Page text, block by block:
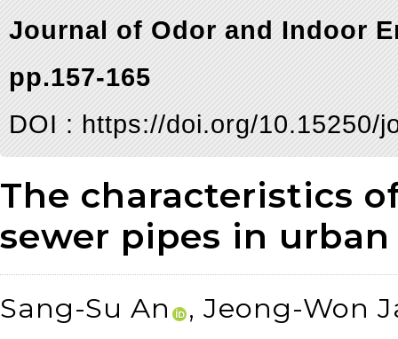
Journal of Odor and Indoor
pp.157-165
DOI : https://doi.org/10.15250/
The characteristics
sewer pipes in urban
Sang-Su An
, Jeong-Won